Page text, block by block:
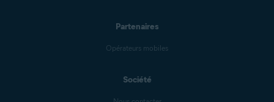
Partenaires
Opérateurs mobiles
Société